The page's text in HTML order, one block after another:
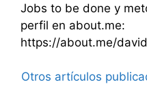
Jobs to be done y
perfil en about.me:
https://about.me/
Otros artículos